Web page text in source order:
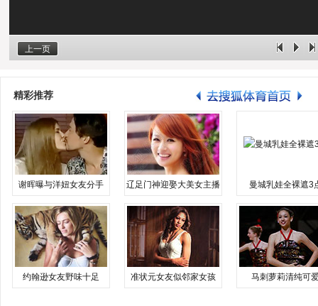
上一页
精彩推荐
谢晖曝与洋妞女友分手 辽足门神迎娶大美女主播 曼城乳娃全裸遮3
约翰逊女友野味十足 准状元女友似邻家女孩 马刺萝莉清纯可